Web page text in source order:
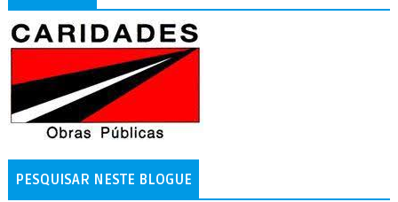
PESQUISAR NESTE BLOGUE